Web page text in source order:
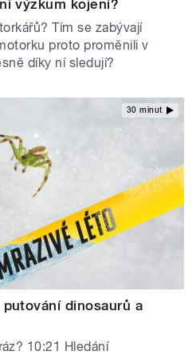
výzkum kojení?
Tím se zabývají
proto proměnili v
díky ní sledují?
30 minut
dinosaurů a
10:21 Hledání